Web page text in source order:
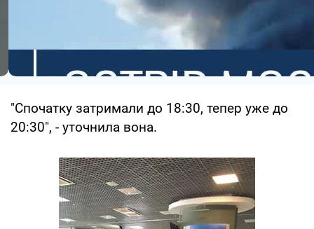
"Спочатку затримали до 18:30, тепер уже до
20:30", - уточнила вона.